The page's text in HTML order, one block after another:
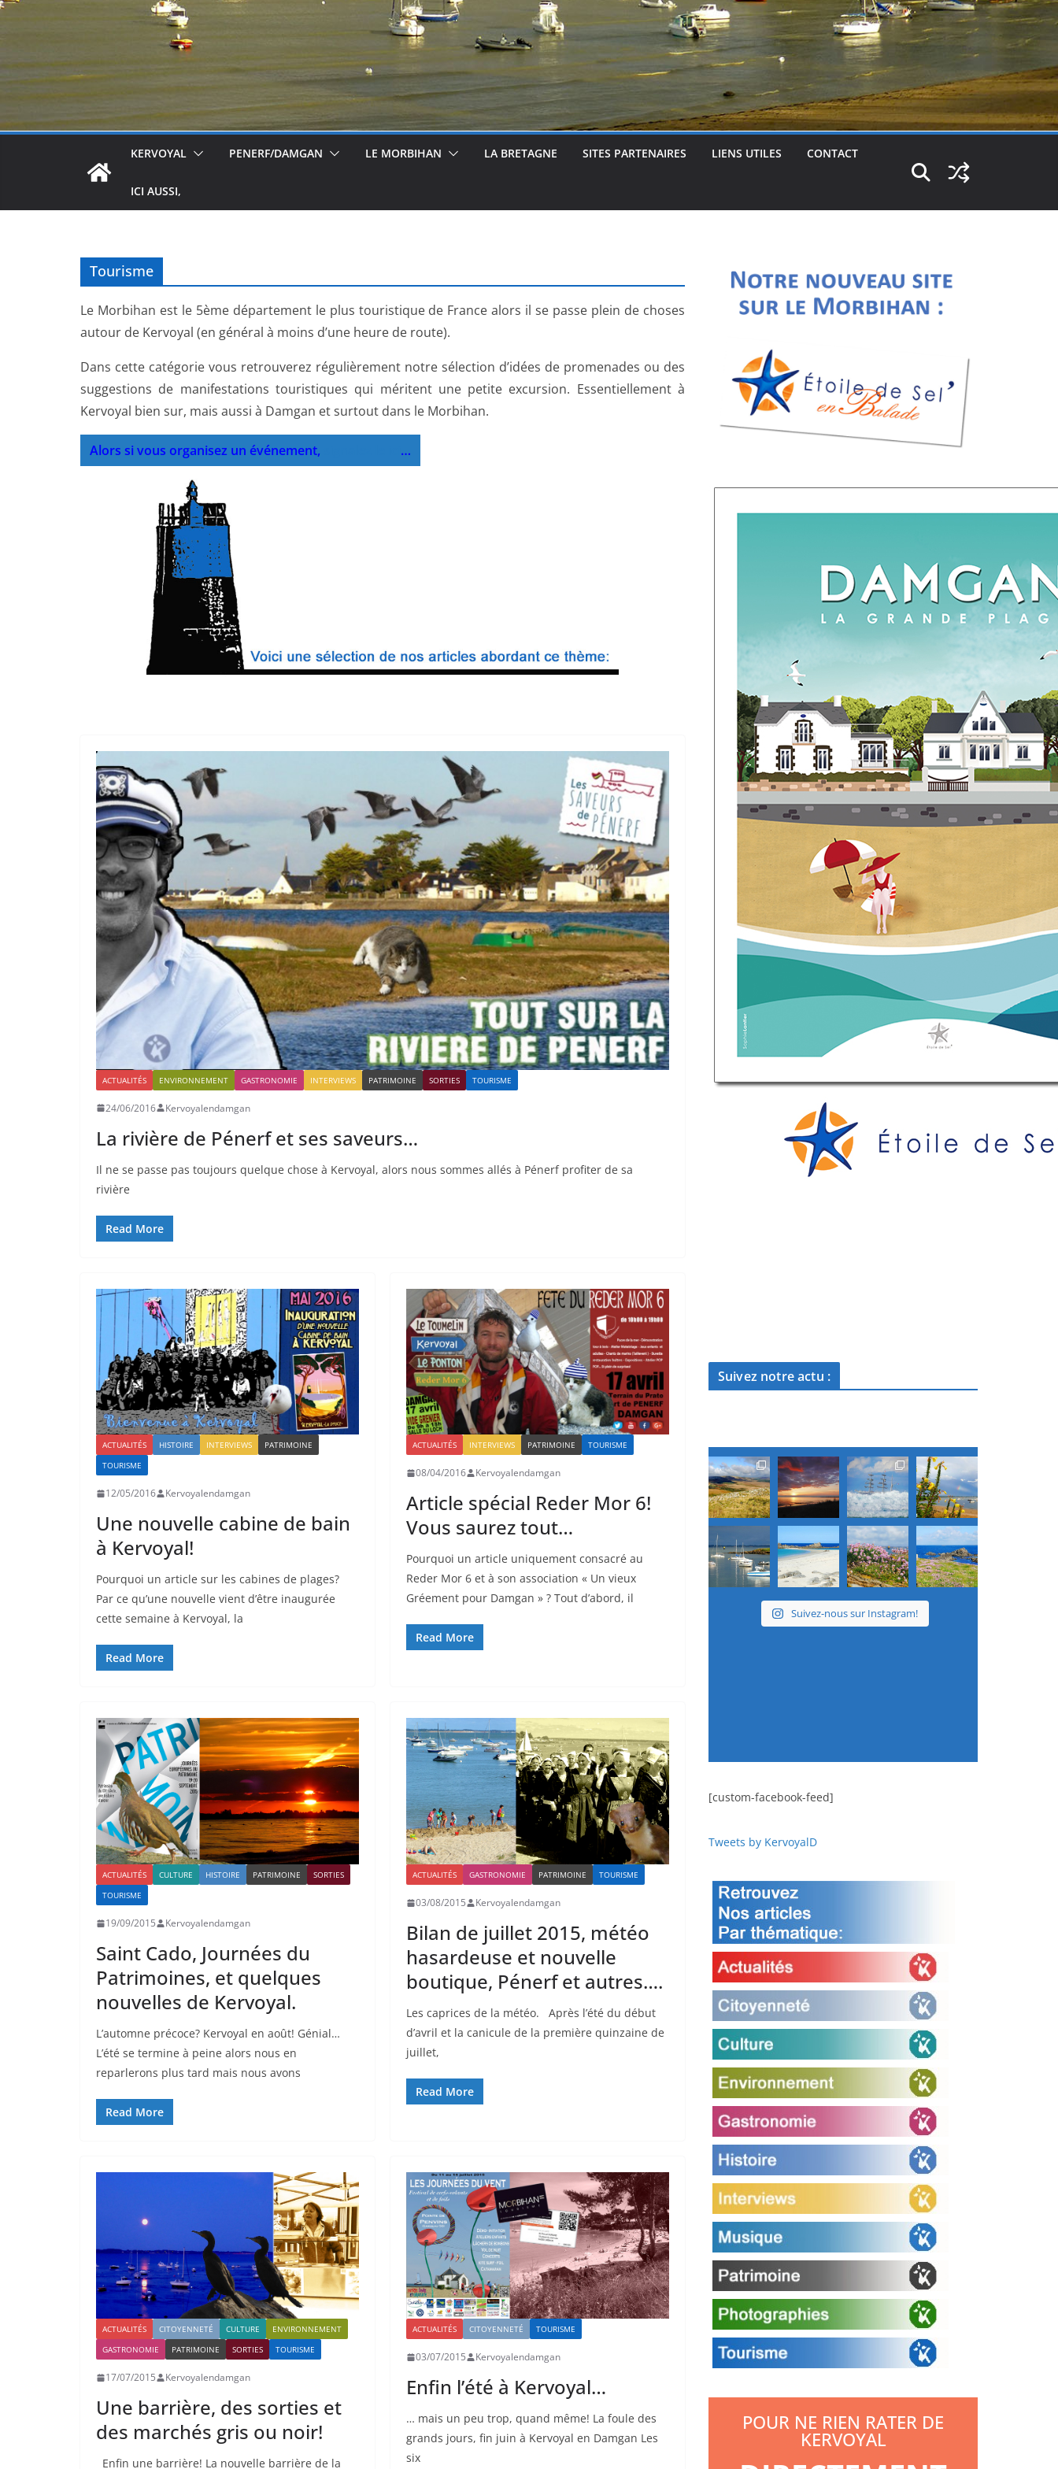
KERVOYAL PENERF/DAMGAN LE MORBIHAN LA BRETAGNE SITES PARTENAIRES LIENS UTILES CONTACT
ICI AUSSI,
Tourisme
Le Morbihan est le 5ème département le plus touristique de France alors il se passe plein de choses
autour de Kervoyal (en général à moins d’une heure de route).
Dans cette catégorie vous retrouverez régulièrement notre sélection d’idées de promenades ou des
suggestions de manifestations touristiques qui méritent une petite excursion. Essentiellement à
Kervoyal bien sur, mais aussi à Damgan et surtout dans le Morbihan.
Alors si vous organisez un événement, …
ACTUALITÉS ENVIRONNEMENT GASTRONOMIE INTERVIEWS PATRIMOINE SORTIES TOURISME
24/06/2016 Kervoyalendamgan
La rivière de Pénerf et ses saveurs…
Il ne se passe pas toujours quelque chose à Kervoyal, alors nous sommes allés à Pénerf profiter de sa
rivière
Read More
ACTUALITÉS HISTOIRE INTERVIEWS
PATRIMOINE
TOURISME
12/05/2016 Kervoyalendamgan
Une nouvelle cabine de bain
à Kervoyal!
Pourquoi un article sur les cabines de plages?
Par ce qu’une nouvelle vient d’être inaugurée
cette semaine à Kervoyal, la
Read More
ACTUALITÉS INTERVIEWS PATRIMOINE TOURISME
08/04/2016 Kervoyalendamgan
Article spécial Reder Mor 6!
Vous saurez tout…
Pourquoi un article uniquement consacré au
Reder Mor 6 et à son association « Un vieux
Gréement pour Damgan » ? Tout d’abord, il
Read More
ACTUALITÉS CULTURE HISTOIRE PATRIMOINE
SORTIES
TOURISME
19/09/2015 Kervoyalendamgan
Saint Cado, Journées du
Patrimoines, et quelques
nouvelles de Kervoyal.
L’automne précoce? Kervoyal en août! Génial…
L’été se termine à peine alors nous en
reparlerons plus tard mais nous avons
Read More
ACTUALITÉS GASTRONOMIE PATRIMOINE TOURISME
03/08/2015 Kervoyalendamgan
Bilan de juillet 2015, météo
hasardeuse et nouvelle
boutique, Pénerf et autres….
Les caprices de la météo. Après l’été du début
d’avril et la canicule de la première quinzaine de
juillet,
Read More
ACTUALITÉS CITOYENNETÉ CULTURE
ENVIRONNEMENT
GASTRONOMIE
PATRIMOINE SORTIES TOURISME
17/07/2015 Kervoyalendamgan
Une barrière, des sorties et
des marchés gris ou noir!
Enfin une barrière! La nouvelle barrière de la
ACTUALITÉS CITOYENNETÉ TOURISME
03/07/2015 Kervoyalendamgan
Enfin l’été à Kervoyal…
… mais un peu trop, quand même! La foule des
grands jours, fin juin à Kervoyal en Damgan Les
six
Suivez notre actu :
Suivez-nous sur Instagram!
[custom-facebook-feed]
Tweets by KervoyalD
POUR NE RIEN RATER DE
KERVOYAL